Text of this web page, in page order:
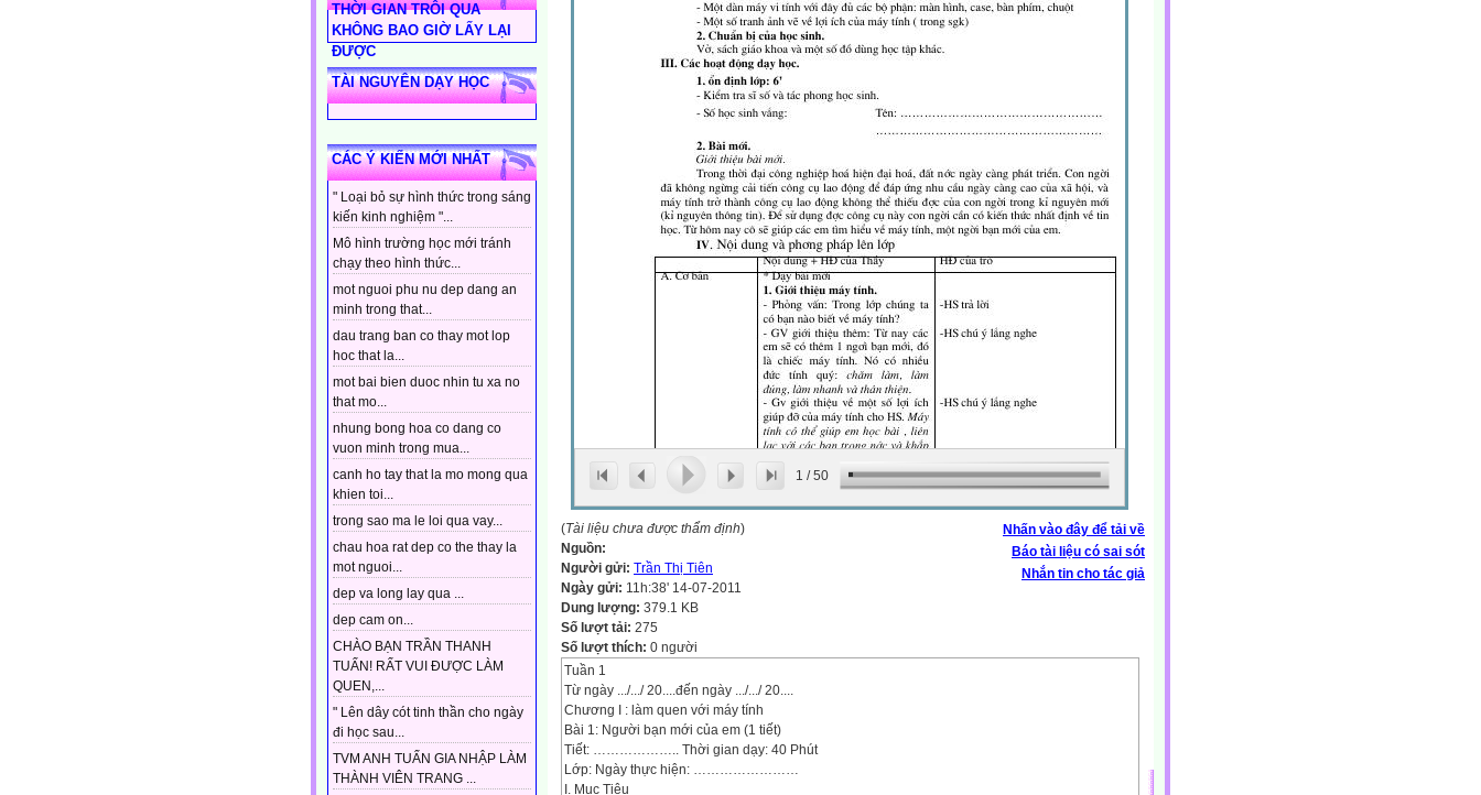
THỜI GIAN TRÔI QUA
KHÔNG BAO GIỜ LẤY LẠI
ĐƯỢC
TÀI NGUYÊN DẠY HỌC
CÁC Ý KIẾN MỚI NHẤT
" Loại bỏ sự hình thức trong sáng
kiến kinh nghiệm "...
Mô hình trường học mới tránh
chạy theo hình thức...
mot nguoi phu nu dep dang an
minh trong that...
dau trang ban co thay mot lop
hoc that la...
mot bai bien duoc nhin tu xa no
that mo...
nhung bong hoa co dang co
vuon minh trong mua...
canh ho tay that la mo mong qua
khien toi...
trong sao ma le loi qua vay...
chau hoa rat dep co the thay la
mot nguoi...
dep va long lay qua ...
dep cam on...
CHÀO BẠN TRẦN THANH
TUẤN! RẤT VUI ĐƯỢC LÀM
QUEN,...
" Lên dây cót tinh thần cho ngày
đi học sau...
TVM ANH TUẤN GIA NHẬP LÀM
THÀNH VIÊN TRANG ...
1 /50
Nhấn vào đây để tải về
Báo tài liệu có sai sót
Nhắn tin cho tác giả
(Tài liệu chưa được thẩm định)
Nguồn:
Người gửi: Trần Thị Tiên
Ngày gửi: 11h:38' 14-07-2011
Dung lượng: 379.1 KB
Số lượt tải: 275
Số lượt thích: 0 người
Tuần 1
Từ ngày .../.../ 20....đến ngày .../.../ 20....
Chương I : làm quen với máy tính
Bài 1: Người bạn mới của em (1 tiết)
Tiết: ……………….. Thời gian dạy: 40 Phút
Lớp: Ngày thực hiện: ……………………
I. Mục Tiêu